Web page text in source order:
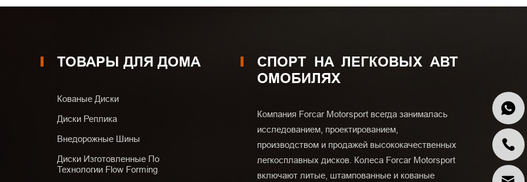
ТОВАРЫ ДЛЯ ДОМА
Кованые Диски
Диски Реплика
Внедорожные Шины
Диски Изготовленные По
Технологии Flow Forming
СПОРТ НА ЛЕГКОВЫХ АВТ
ОМОБИЛЯХ
Компания Forcar Motorsport всегда занималась
исследованием, проектированием,
производством и продажей высококачественных
легкосплавных дисков. Колеса Forcar Motorsport
включают литые, штампованные и кованые